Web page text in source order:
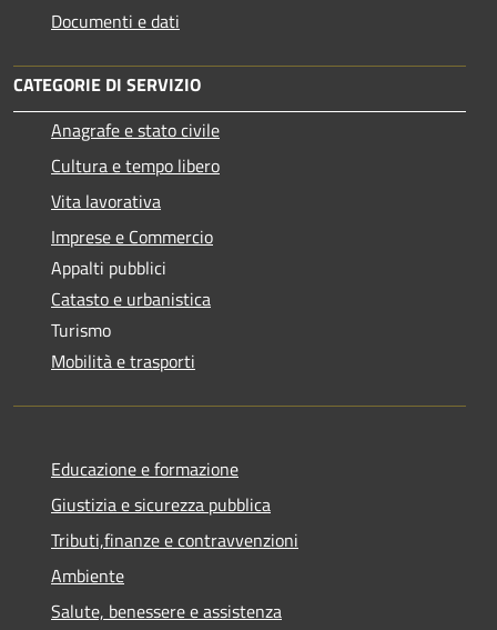
Documenti e dati
CATEGORIE DI SERVIZIO
Anagrafe e stato civile
Cultura e tempo libero
Vita lavorativa
Imprese e Commercio
Appalti pubblici
Catasto e urbanistica
Turismo
Mobilità e trasporti
Educazione e formazione
Giustizia e sicurezza pubblica
Tributi,finanze e contravvenzioni
Ambiente
Salute, benessere e assistenza